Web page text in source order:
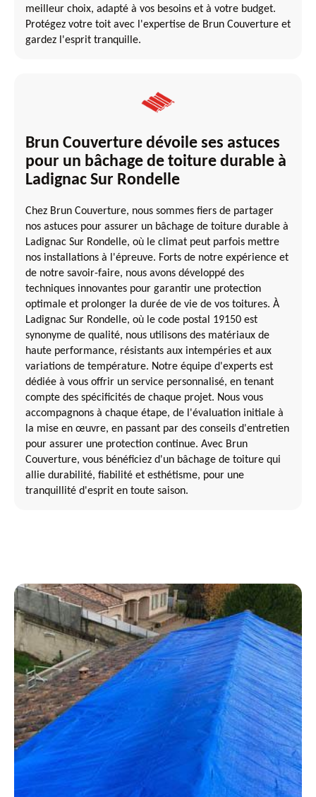
meilleur choix, adapté à vos besoins et à votre budget.
Protégez votre toit avec l'expertise de Brun Couverture et
gardez l'esprit tranquille.
Brun Couverture dévoile ses astuces
pour un bâchage de toiture durable à
Ladignac Sur Rondelle
Chez Brun Couverture, nous sommes fiers de partager
nos astuces pour assurer un bâchage de toiture durable à
Ladignac Sur Rondelle, où le climat peut parfois mettre
nos installations à l'épreuve. Forts de notre expérience et
de notre savoir-faire, nous avons développé des
techniques innovantes pour garantir une protection
optimale et prolonger la durée de vie de vos toitures. À
Ladignac Sur Rondelle, où le code postal 19150 est
synonyme de qualité, nous utilisons des matériaux de
haute performance, résistants aux intempéries et aux
variations de température. Notre équipe d'experts est
dédiée à vous offrir un service personnalisé, en tenant
compte des spécificités de chaque projet. Nous vous
accompagnons à chaque étape, de l'évaluation initiale à
la mise en œuvre, en passant par des conseils d'entretien
pour assurer une protection continue. Avec Brun
Couverture, vous bénéficiez d'un bâchage de toiture qui
allie durabilité, fiabilité et esthétisme, pour une
tranquillité d'esprit en toute saison.